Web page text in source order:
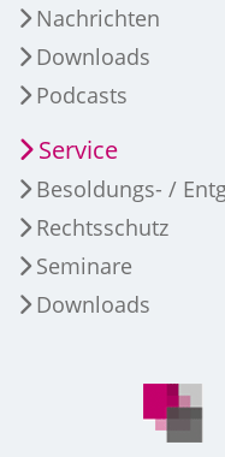
Nachrichten
Downloads
Podcasts
Service
Besoldungs- /
Rechtsschutz
Seminare
Downloads